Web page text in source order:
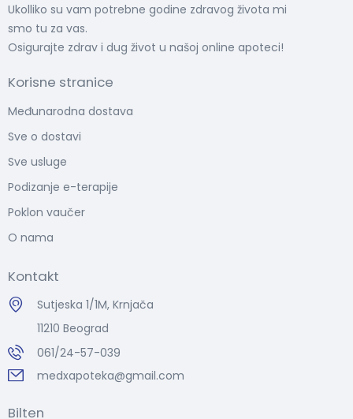
Ukolliko su vam potrebne godine zdravog života mi
smo tu za vas.
Osigurajte zdrav i dug život u našoj online apoteci!
Korisne stranice
Međunarodna dostava
Sve o dostavi
Sve usluge
Podizanje e-terapije
Poklon vaučer
O nama
Kontakt
Sutjeska 1/1M, Krnjača
11210 Beograd
061/24-57-039
medxapoteka@gmail.com
Bilten